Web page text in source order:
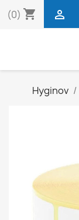
shopping_cart
(0) 
Hyginov